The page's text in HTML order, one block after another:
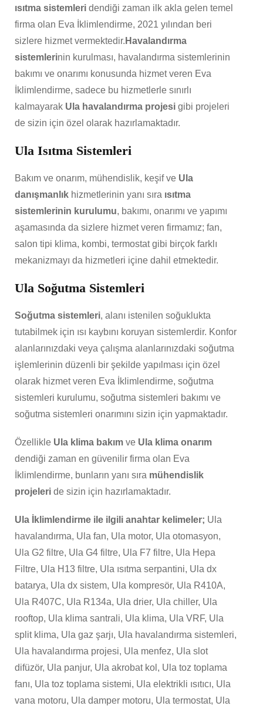
ısıtma sistemleri dendiği zaman ilk akla gelen temel
firma olan Eva İklimlendirme, 2021 yılından beri
sizlere hizmet vermektedir. Havalandırma
sistemlerinin kurulması, havalandırma sistemlerinin
bakımı ve onarımı konusunda hizmet veren Eva
İklimlendirme, sadece bu hizmetlerle sınırlı
kalmayarak Ula havalandırma projesi gibi projeleri
de sizin için özel olarak hazırlamaktadır.
Ula Isıtma Sistemleri
Bakım ve onarım, mühendislik, keşif ve Ula
danışmanlık hizmetlerinin yanı sıra ısıtma
sistemlerinin kurulumu, bakımı, onarımı ve yapımı
aşamasında da sizlere hizmet veren firmamız; fan,
salon tipi klima, kombi, termostat gibi birçok farklı
mekanizmayı da hizmetleri içine dahil etmektedir.
Ula Soğutma Sistemleri
Soğutma sistemleri, alanı istenilen soğuklukta
tutabilmek için ısı kaybını koruyan sistemlerdir. Konfor
alanlarınızdaki veya çalışma alanlarınızdaki soğutma
işlemlerinin düzenli bir şekilde yapılması için özel
olarak hizmet veren Eva İklimlendirme, soğutma
sistemleri kurulumu, soğutma sistemleri bakımı ve
soğutma sistemleri onarımını sizin için yapmaktadır.
Özellikle Ula klima bakım ve Ula klima onarım
dendiği zaman en güvenilir firma olan Eva
İklimlendirme, bunların yanı sıra mühendislik
projeleri de sizin için hazırlamaktadır.
Ula İklimlendirme ile ilgili anahtar kelimeler; Ula
havalandırma, Ula fan, Ula motor, Ula otomasyon,
Ula G2 filtre, Ula G4 filtre, Ula F7 filtre, Ula Hepa
Filtre, Ula H13 filtre, Ula ısıtma serpantini, Ula dx
batarya, Ula dx sistem, Ula kompresör, Ula R410A,
Ula R407C, Ula R134a, Ula drier, Ula chiller, Ula
rooftop, Ula klima santrali, Ula klima, Ula VRF, Ula
split klima, Ula gaz şarjı, Ula havalandırma sistemleri,
Ula havalandırma projesi, Ula menfez, Ula slot
difüzör, Ula panjur, Ula akrobat kol, Ula toz toplama
fanı, Ula toz toplama sistemi, Ula elektrikli ısıtıcı, Ula
vana motoru, Ula damper motoru, Ula termostat, Ula